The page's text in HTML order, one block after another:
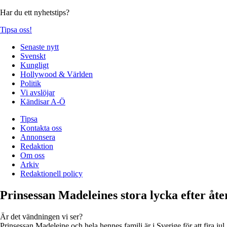
Har du ett nyhetstips?
Tipsa oss!
Senaste nytt
Svenskt
Kungligt
Hollywood & Världen
Politik
Vi avslöjar
Kändisar A-Ö
Tipsa
Kontakta oss
Annonsera
Redaktion
Om oss
Arkiv
Redaktionell policy
Prinsessan Madeleines stora lycka efter
Är det vändningen vi ser?